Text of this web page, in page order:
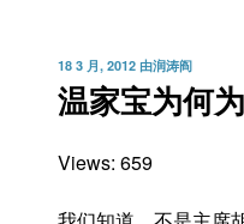
发
布
于
18 3 月, 2012 由润涛阎
温家宝为何
Views: 659